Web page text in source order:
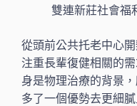
雙連新莊社會福
從頭前公共托老中心
注重長輩復健相關的
身是物理治療的背景
多了一個優勢去更細